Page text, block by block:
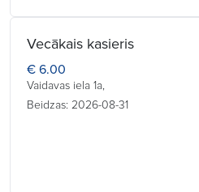
Vecākais kasieris
€ 6.00
Vaidavas iela 1a,
Beidzas: 2026-08-31